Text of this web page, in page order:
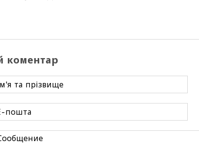
коментар